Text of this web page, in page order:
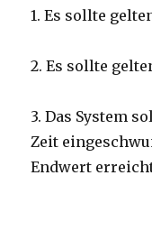
1. Es sollte
2. Es sollte
3. Das System
Zeit
Endwert